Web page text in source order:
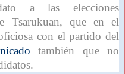
a las elecciones
Tsarukuan, que en el
con el partido del
también que no